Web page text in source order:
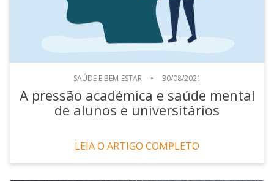
SAÚDE E BEM-ESTAR • 30/08/2021
A pressão académica e saúde mental
de alunos e universitários
LEIA O ARTIGO COMPLETO